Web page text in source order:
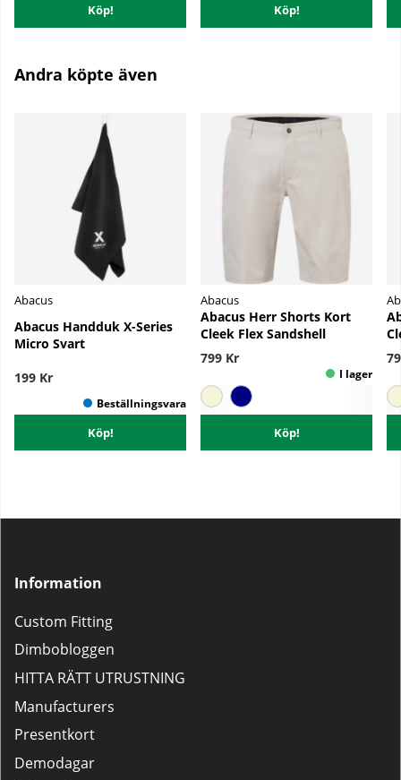
Köp! Köp!
Andra köpte även
Abacus
Abacus Handduk X-Series
Micro Svart
199 Kr
Köp!
Abacus
Abacus Herr Shorts Kort
Cleek Flex Sandshell
799 Kr
Köp!
Information
Custom Fitting
Dimbobloggen
HITTA RÄTT UTRUSTNING
Manufacturers
Presentkort
Demodagar